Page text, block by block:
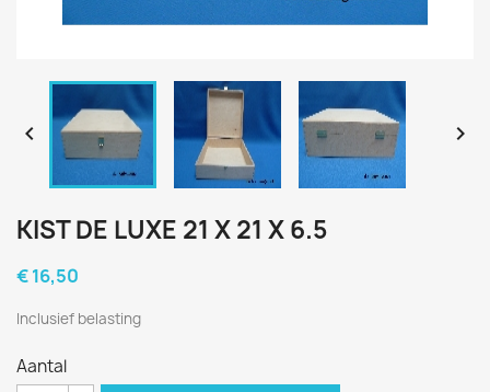
 
KIST DE LUXE 21 X 21 X 6.5
€ 16,50
Inclusief belasting
Aantal